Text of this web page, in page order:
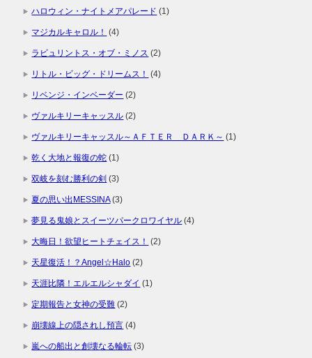
ハロウィン・ナイトメアパレード (1)
マジカルキャロル！ (4)
ラビュリントス・オブ・ミノス (2)
リトル・ビッグ・ドリームス！ (4)
リベンジ・インベーダー (2)
ヴァルキリーキャッスル (2)
ヴァルキリーキャッスル～ＡＦＴＥＲ ＤＡＲＫ～ (1)
乾く大地と報復の蛇 (1)
双岐を刻む勝利の剣 (3)
夏の思い出MESSINA(3)
夢見る鬼娘とスイーツパークロワイヤル (4)
大晦日！欲望ヒートチェイス！ (2)
天星復活！？Angel☆Halo (2)
天涯比隣！エルエルシャダイ (1)
定期報告と女神の受難 (2)
崩壊線上の隠されし預言 (4)
嵐への船出と創壊なる輪転 (3)